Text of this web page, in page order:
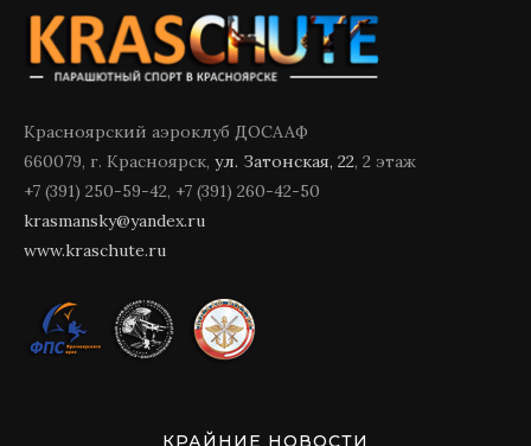
Красноярский аэроклуб ДОСААФ
660079, г. Красноярск, ул. Затонская, 22, 2 этаж
+7 (391) 250-59-42, +7 (391) 260-42-50
krasmansky@yandex.ru
www.kraschute.ru
КРАЙНИЕ НОВОСТИ